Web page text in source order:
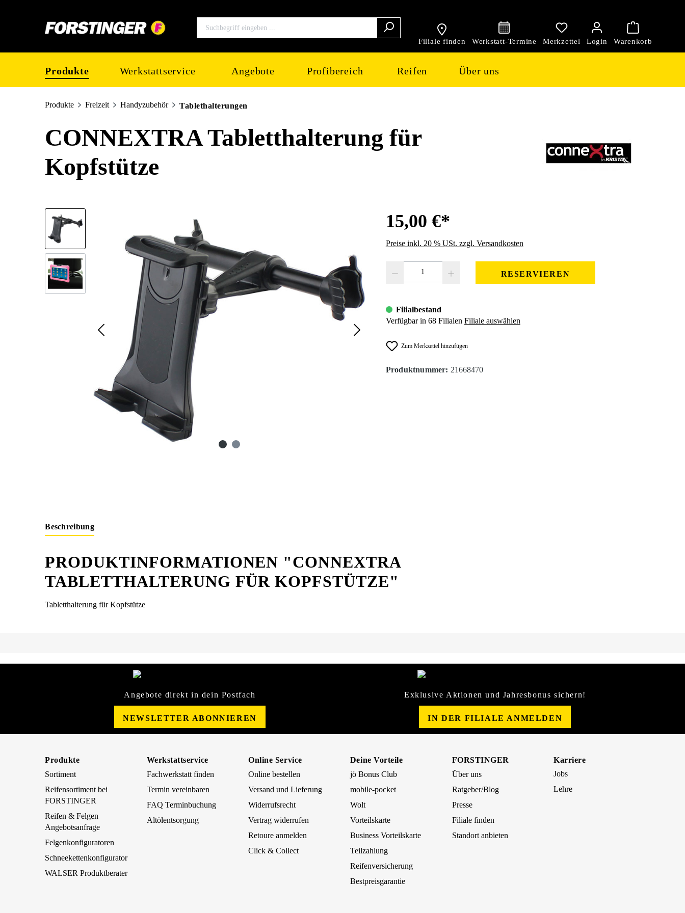
Filiale finden
Produkte Werkstattservice Angebote Profibereich Reifen Über uns
Produkte Freizeit Handyzubehör Tablethalterungen
CONNEXTRA Tabletthalterung für
Kopfstütze
Bildergalerie überspringen 15,00 €*
Preise inkl. 20 % USt. zzgl. Versandkosten
RESERVIEREN
Filialbestand
Verfügbar in 68 Filialen Filiale auswählen
Zum Merkzettel hinzufügen
Produktnummer: 21668470
Beschreibung
PRODUKTINFORMATIONEN "CONNEXTRA
TABLETTHALTERUNG FÜR KOPFSTÜTZE"
Tabletthalterung für Kopfstütze
Angebote direkt in dein Postfach
NEWSLETTER ABONNIEREN
Exklusive Aktionen und Jahresbonus sichern!
IN DER FILIALE ANMELDEN
Produkte
Sortiment
Reifensortiment bei
FORSTINGER
Reifen & Felgen
Angebotsanfrage
Felgenkonfiguratoren
Schneekettenkonfigurator
WALSER Produktberater
Werkstattservice
Fachwerkstatt finden
Termin vereinbaren
FAQ Terminbuchung
Altölentsorgung
Online Service
Online bestellen
Versand und Lieferung
Widerrufsrecht
Vertrag widerrufen
Retoure anmelden
Click & Collect
Deine Vorteile
jö Bonus Club
mobile-pocket
Wolt
Vorteilskarte
Business Vorteilskarte
Teilzahlung
Reifenversicherung
Bestpreisgarantie
FORSTINGER
Über uns
Ratgeber/Blog
Presse
Filiale finden
Standort anbieten
Karriere
Jobs
Lehre